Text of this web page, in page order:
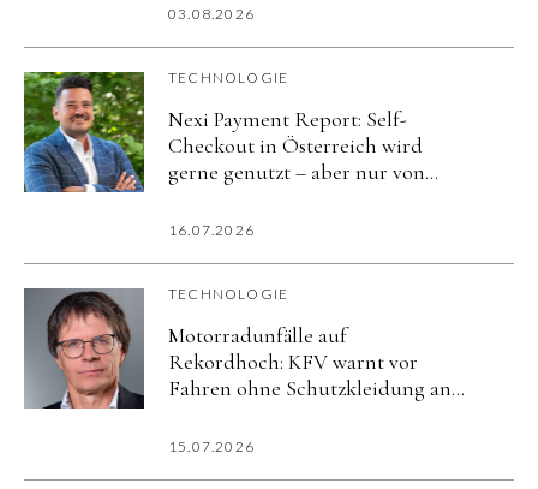
03.08.2026
TECHNOLOGIE
Nexi Payment Report: Self-
Checkout in Österreich wird
gerne genutzt – aber nur von
16.07.2026
TECHNOLOGIE
Motorradunfälle auf
Rekordhoch: KFV warnt vor
Fahren ohne Schutzkleidung an
15.07.2026